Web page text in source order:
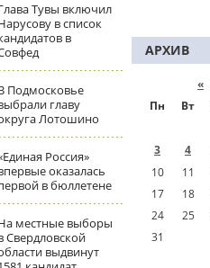
Тувы включил
в список
в
Подмосковье
главу
Лотошино
Россия»
оказалась
в бюллетене
местные выборы
Свердловской
выдвинут
АРХИВ
«
Пн
Вт
3
4
10
11
17
18
24
25
31